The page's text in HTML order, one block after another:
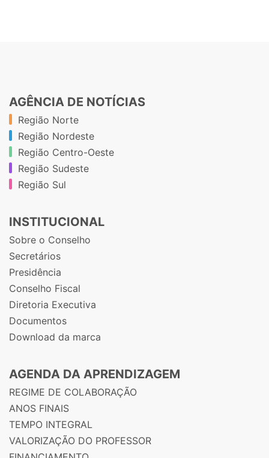
AGÊNCIA DE NOTÍCIAS
Região Norte
Região Nordeste
Região Centro-Oeste
Região Sudeste
Região Sul
INSTITUCIONAL
Sobre o Conselho
Secretários
Presidência
Conselho Fiscal
Diretoria Executiva
Documentos
Download da marca
AGENDA DA APRENDIZAGEM
REGIME DE COLABORAÇÃO
ANOS FINAIS
TEMPO INTEGRAL
VALORIZAÇÃO DO PROFESSOR